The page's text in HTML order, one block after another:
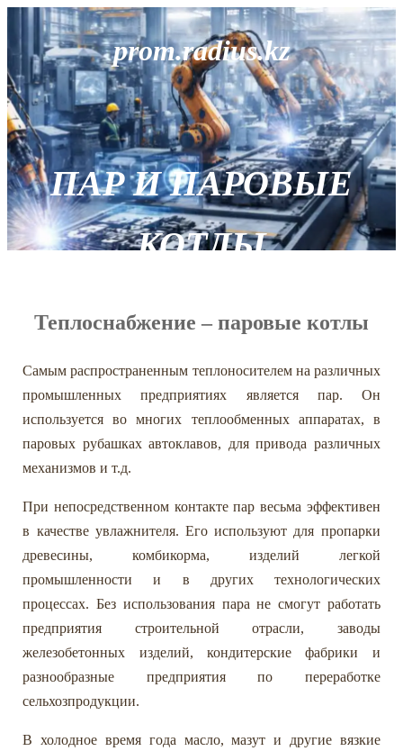
prom.radius.kz
ПАР И ПАРОВЫЕ
КОТЛЫ
Теплоснабжение – паровые котлы
Самым распространенным теплоносителем на различных
промышленных предприятиях является пар. Он
используется во многих теплообменных аппаратах, в
паровых рубашках автоклавов, для привода различных
механизмов и т.д.
При непосредственном контакте пар весьма эффективен
в качестве увлажнителя. Его используют для пропарки
древесины, комбикорма, изделий легкой
промышленности и в других технологических
процессах. Без использования пара не смогут работать
предприятия строительной отрасли, заводы
железобетонных изделий, кондитерские фабрики и
разнообразные предприятия по переработке
сельхозпродукции.
В холодное время года масло, мазут и другие вязкие